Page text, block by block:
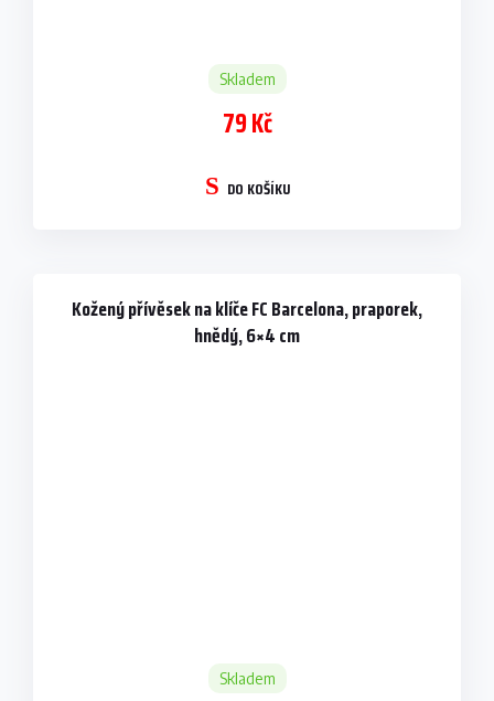
Skladem
79 Kč
DO KOŠÍKU
Kožený přívěsek na klíče FC Barcelona, praporek,
hnědý, 6×4 cm
Skladem